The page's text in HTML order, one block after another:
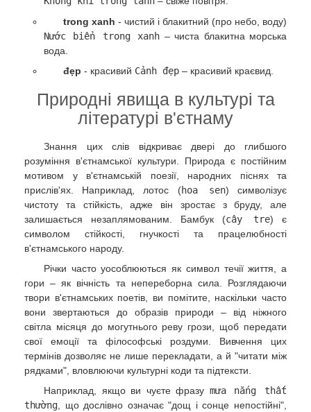
trong xanh - чистий і блакитний (про небо, воду)
Nước biển trong xanh – чиста блакитна морська
вода.
đẹp - красивий Cảnh đẹp – красивий краєвид.
Природні явища в культурі та
літературі в'єтнаму
Знання цих слів відкриває двері до глибшого
розуміння в'єтнамської культури. Природа є постійним
мотивом у в'єтнамській поезії, народних піснях та
прислів'ях. Наприклад, лотос (hoa sen) символізує
чистоту та стійкість, адже він зростає з бруду, але
залишається незаплямованим. Бамбук (cây tre) є
символом стійкості, гнучкості та працелюбності
в'єтнамського народу.
Річки часто уособлюються як символ течії життя, а
гори – як вічність та непереборна сила. Розглядаючи
твори в'єтнамських поетів, ви помітите, наскільки часто
вони звертаються до образів природи – від ніжного
світла місяця до могутнього реву грози, щоб передати
свої емоції та філософські роздуми. Вивчення цих
термінів дозволяє не лише перекладати, а й "читати між
рядками", вловлюючи культурні коди та підтексти.
Наприклад, якщо ви чуєте фразу mưa nắng thất
thường, що дослівно означає "дощ і сонце непостійні",